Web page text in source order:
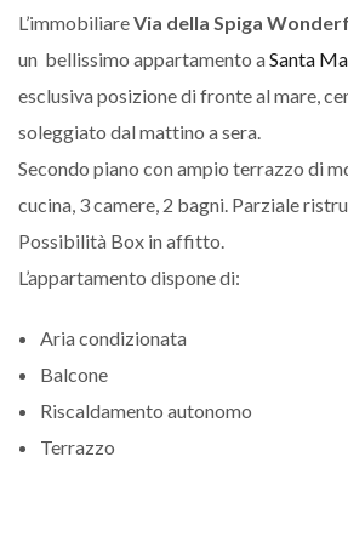
L’immobiliareVia della Spiga
un bellissimo appartamento aSanta
esclusiva posizione di fronte al mare,
soleggiato dal mattino a sera.
Secondo piano con ampio terrazzo di
cucina, 3 camere, 2 bagni. Parziale
Possibilità Box in affitto.
L’appartamento dispone di:
Aria condizionata
Balcone
Riscaldamento autonomo
Terrazzo